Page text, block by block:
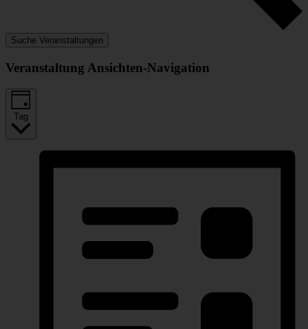
Suche Veranstaltungen
Veranstaltung Ansichten-Navigation
Tag